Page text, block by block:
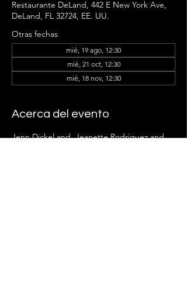
Restaurante DeLand, 442 E New York Ave,
DeLand, FL 32724, EE. UU.
Otras fechas
mié, 19 ago, 12:30
mié, 21 oct, 12:30
mié, 18 nov, 12:30
Acerca del evento
Jenn Dickel and  Jeanette Rodriguez and